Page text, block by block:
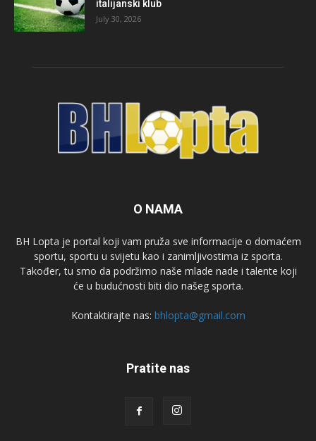
italijanski klub
July 30, 2026
O NAMA
BH Lopta je portal koji vam pruža sve informacije o domaćem
sportu, sportu u svijetu kao i zanimljivostima iz sporta.
Također, tu smo da podržimo naše mlade nade i talente koji
će u budućnosti biti dio našeg sporta.
Kontaktirajte nas: bhlopta@gmail.com
Pratite nas